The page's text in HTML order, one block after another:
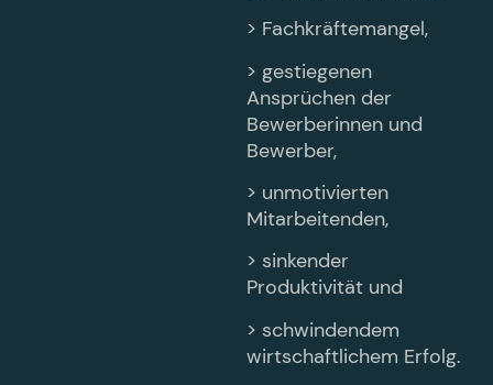
> Fachkräftemangel,
> gestiegenen
Ansprüchen der
Bewerberinnen und
Bewerber,
> unmotivierten
Mitarbeitenden,
> sinkender
Produktivität und
> schwindendem
wirtschaftlichem Erfolg.